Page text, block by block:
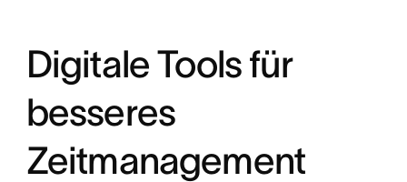
Digitale Tools für
besseres
Zeitmanagement